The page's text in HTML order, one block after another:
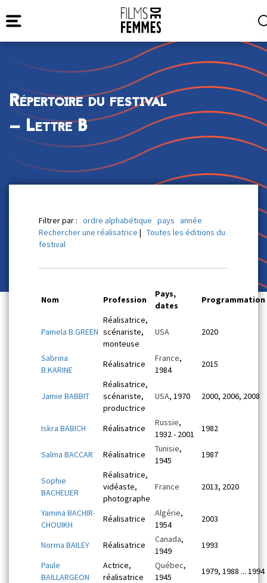
Répertoire du festival
— Lettre B
Filtrer par : ordre alphabétique pays année
Rechercher une réalisatrice | Toutes les éditions du
festival
Nom Profession
Pays,
dates
Programmation
Pamela B.GREEN
Réalisatrice,
scénariste,
monteuse
USA 2020
Sabrina
B.KARINE
Réalisatrice
France,
1984
2015
Jamie BABBIT
Réalisatrice,
scénariste,
productrice
USA, 1970 2000, 2006, 2008
Iskra BABICH Réalisatrice
Russie,
1932 - 2001
1982
Salma BACCAR Réalisatrice
Tunisie,
1945
1987
Sophie
BACHELIER
Réalisatrice,
vidéaste,
photographe
France 2013, 2020
Yamina BACHIR-
CHOUIKH
Réalisatrice
Algérie,
1954
2003
Norma BAILEY Réalisatrice
Canada,
1949
1993
Paule
BAILLARGEON
Actrice,
réalisatrice
Québec,
1945
1979, 1988 ... 1994